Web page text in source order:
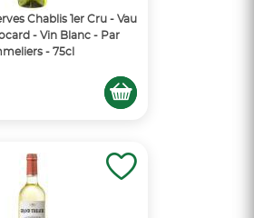
Chablis 1er Cru - Vau
- Vin Blanc - Par
- 75cl